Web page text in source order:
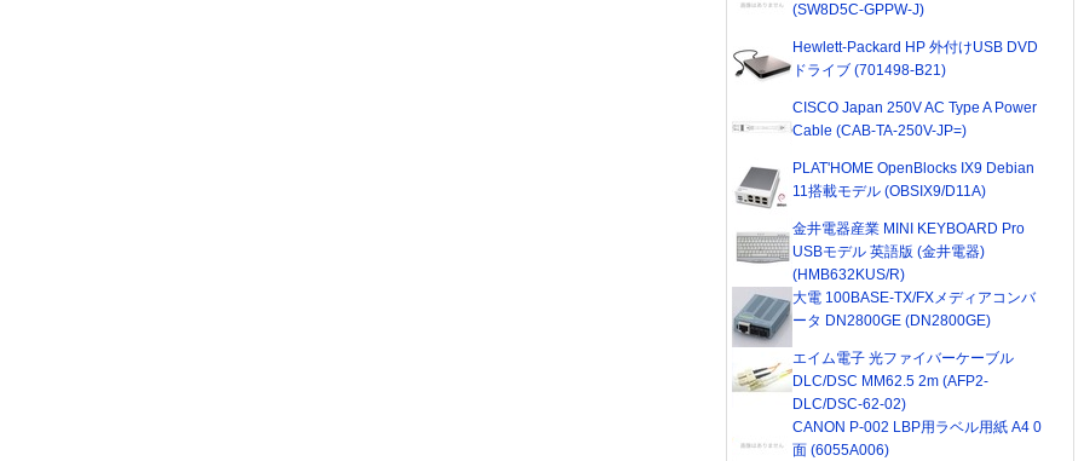
(SW8D5C-GPPW-J)
Hewlett-Packard HP 外付けUSB DVD
ドライブ (701498-B21)
CISCO Japan 250V AC Type A Power
Cable (CAB-TA-250V-JP=)
PLAT'HOME OpenBlocks IX9 Debian
11搭載モデル (OBSIX9/D11A)
金井電器産業 MINI KEYBOARD Pro
USBモデル 英語版 (金井電器)
(HMB632KUS/R)
大電 100BASE-TX/FXメディアコンバ
ータ DN2800GE (DN2800GE)
エイム電子 光ファイバーケーブル
DLC/DSC MM62.5 2m (AFP2-
DLC/DSC-62-02)
CANON P-002 LBP用ラベル用紙 A4 0
面 (6055A006)